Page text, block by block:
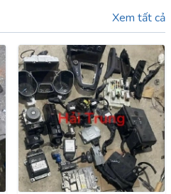
Xem tất cả